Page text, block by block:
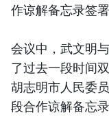
作谅解备忘录签署
会议中，武文明
了过去一段时间
胡志明市人民委
段合作谅解备忘